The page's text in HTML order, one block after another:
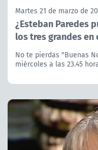
Martes 21 de marzo de
¿Esteban Paredes
los tres grandes en
No te pierdas "Buenas
miércoles a las 23.45